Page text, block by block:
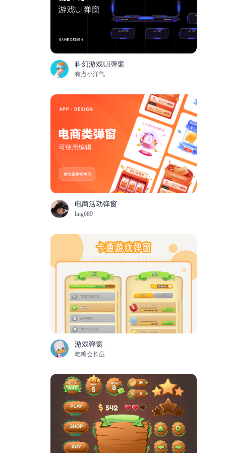
科幻游戏UI弹窗
有点小洋气
电商活动弹窗
ling689
游戏弹窗
吃糖会长痘